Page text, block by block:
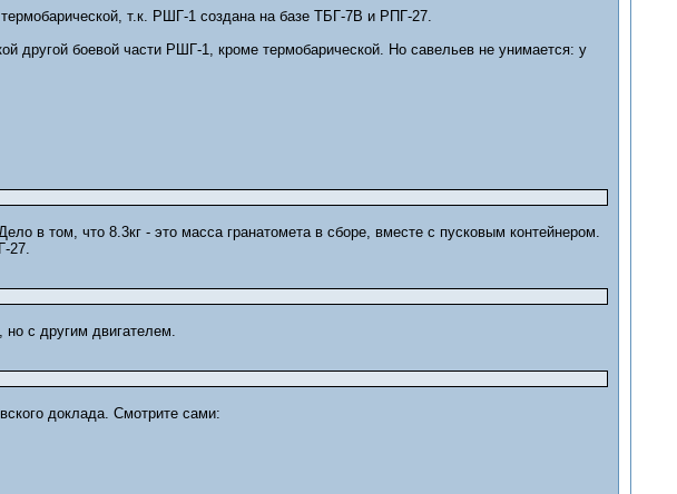
т.к. РШГ-1 создана на базе ТБГ-7В и РПГ-27.
другой боевой части РШГ-1, кроме термобарической. Но савельев не унимается: у
в том, что 8.3кг - это масса гранатомета в сборе, вместе с пусковым контейнером.
27.
но с другим двигателем.
доклада. Смотрите сами: